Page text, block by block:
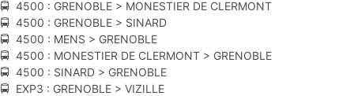
🚍 4500 : GRENOBLE > MONESTIER DE CLERMONT
🚍 4500 : GRENOBLE > SINARD
🚍 4500 : MENS > GRENOBLE
🚍 4500 : MONESTIER DE CLERMONT > GRENOBLE
🚍 4500 : SINARD > GRENOBLE
🚍 EXP3 : GRENOBLE > VIZILLE